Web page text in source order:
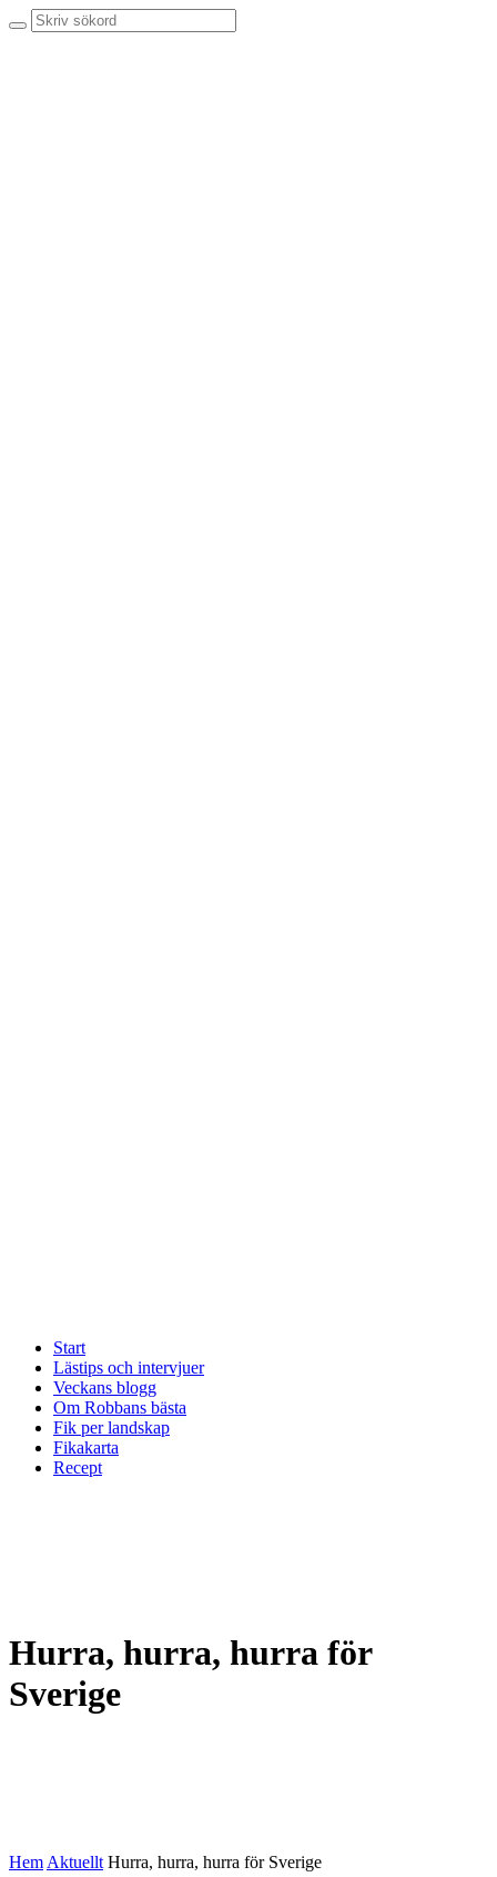
Start
Lästips och intervjuer
Veckans blogg
Om Robbans bästa
Fik per landskap
Fikakarta
Recept
Hurra, hurra, hurra för
Sverige
Hem Aktuellt Hurra, hurra, hurra för Sverige